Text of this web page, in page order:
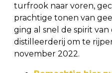
turfrook naar voren,
prachtige tonen van
ging al snel de spirit van
distilleerderij om te
november 2022.